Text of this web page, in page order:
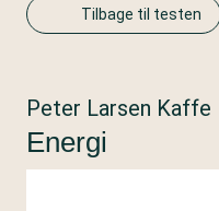
Tilbage til testen
Peter Larsen Kaffe
Energi